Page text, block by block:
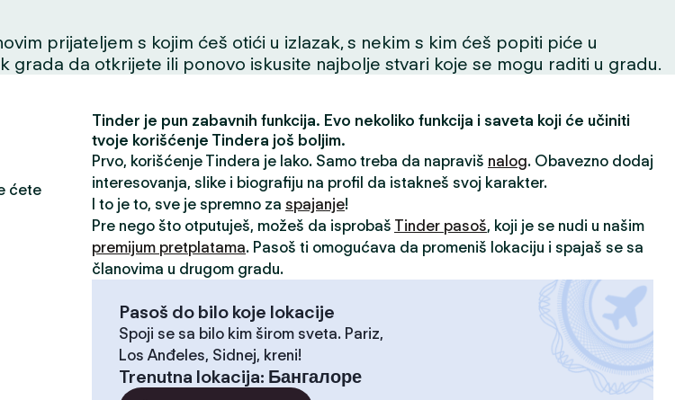
prijateljem s kojim ćeš otići u izlazak, s nekim s kim ćeš popiti piće u
grada da otkrijete ili ponovo iskusite najbolje stvari koje se mogu raditi u gradu.
ćete
Tinder je pun zabavnih funkcija. Evo nekoliko funkcija i saveta koji će učiniti
tvoje korišćenje Tindera još boljim.
Prvo, korišćenje Tindera je lako. Samo treba da napraviš nalog. Obavezno dodaj
interesovanja, slike i biografiju na profil da istakneš svoj karakter.
I to je to, sve je spremno za spajanje!
Pre nego što otputuješ, možeš da isprobaš Tinder pasoš, koji je se nudi u našim
premijum pretplatama. Pasoš ti omogućava da promeniš lokaciju i spajaš se sa
članovima u drugom gradu.
Pasoš do bilo koje lokacije
Spoji se sa bilo kim širom sveta. Pariz,
Los Anđeles, Sidnej, kreni!
Trenutna lokacija: Бангалоре